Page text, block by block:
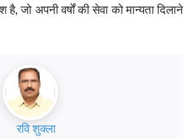
है, जो अपनी वर्षों की सेवा को मान्यता दिलाने
रवि शुक्ला